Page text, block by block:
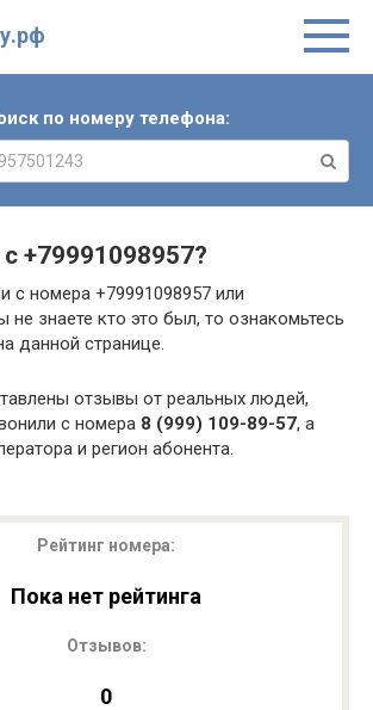
по номеру телефона:
+79991098957?
с номера +79991098957 или
не знаете кто это был, то ознакомьтесь
данной странице.
отзывы от реальных людей,
с номера 8 (999) 109-89-57, а
и регион абонента.
Рейтинг номера:
Пока нет рейтинга
Отзывов:
0